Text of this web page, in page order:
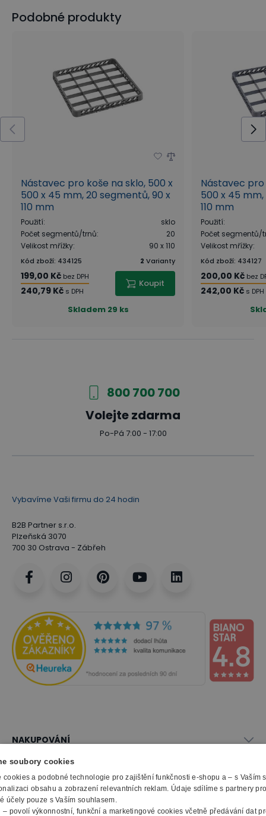
Podobné produkty
Nástavec pro koše na sklo, 500 x
500 x 45 mm, 20 segmentů, 90 x
110 mm
Použití:
sklo
Počet segmentů/trnů:
20
Velikost mřížky: 90 x 110
Kód zboží: 434125 2 Varianty
199,00 Kč bez DPH
240,79 Kč s DPH
Koupit
Skladem 29 ks
Nástavec pro
500 x 45 mm,
110 mm
Použití:
Počet segmentů/
Velikost mřížky:
Kód zboží: 434127
200,00 Kč bez
242,00 Kč s DPH
800 700 700
Volejte zdarma
Po-Pá 7:00 - 17:00
Vybavíme Vaši firmu do 24 hodin
B2B Partner s.r.o.
Plzeňská 3070
700 30 Ostrava - Zábřeh
NAKUPOVÁNÍ
Vše o nákupu
Obchodní podmínky
Doprava a montáž
Možnosti platby
SLUŽBY
Naše katalogy
Reklamační formulář
O FIRMĚ
soubory cookies
cookies a podobné technologie pro zajištění funkčnosti e-shopu a – s Vaším
obsahu a zobrazení relevantních reklam. Údaje sdílíme s partnery
účely pouze s Vaším souhlasem.
– povolí výkonnostní, funkční a marketingové cookies včetně předávání dat